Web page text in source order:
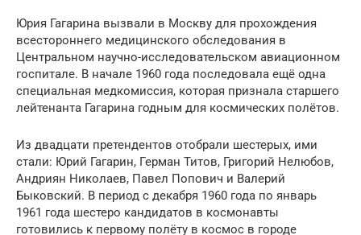
Юрия Гагарина вызвали в Москву для прохождения
всестороннего медицинского обследования в
Центральном научно-исследовательском авиационном
госпитале. В начале 1960 года последовала ещё одна
специальная медкомиссия, которая признала старшего
лейтенанта Гагарина годным для космических полётов.
Из двадцати претендентов отобрали шестерых, ими
стали: Юрий Гагарин, Герман Титов, Григорий Нелюбов,
Андриян Николаев, Павел Попович и Валерий
Быковский. В период с декабря 1960 года по январь
1961 года шестеро кандидатов в космонавты
готовились к первому полёту в космос в городе